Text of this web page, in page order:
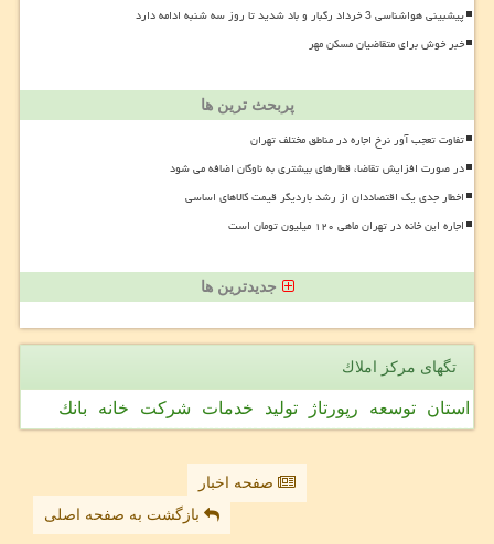
پیشبینی هواشناسی 3 خرداد رگبار و باد شدید تا روز سه شنبه ادامه دارد
خبر خوش برای متقاضیان مسکن مهر
پربحث ترین ها
تفاوت تعجب آور نرخ اجاره در مناطق مختلف تهران
در صورت افزایش تقاضا، قطارهای بیشتری به ناوگان اضافه می شود
اخطار جدی یک اقتصاددان از رشد باردیگر قیمت کالاهای اساسی
اجاره این خانه در تهران ماهی ۱۲۰ میلیون تومان است
جدیدترین ها
تگهای مركز املاك
استان توسعه رپورتاژ تولید خدمات شركت خانه بانك
صفحه اخبار
بازگشت به صفحه اصلی